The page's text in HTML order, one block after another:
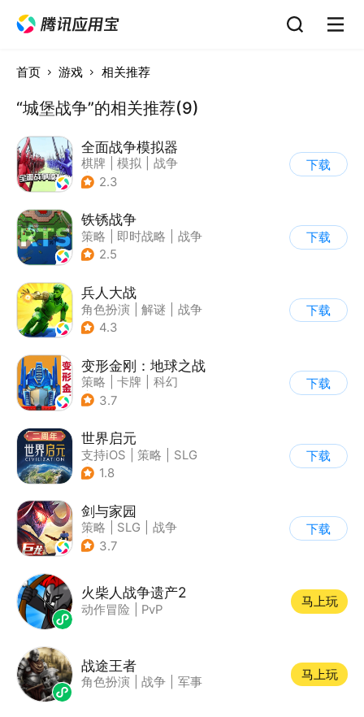
首页 游戏 相关推荐
“城堡战争”的相关推荐(9)
全面战争模拟器
棋牌 模拟
战争
| 像素风
2.3
下载
铁锈战争
策略 即时战略
战争
| 像素风
2.5
下载
兵人大战
角色扮演 解谜
战争
| 文字游戏
4.3
下载
变形金刚：地球之战
策略 卡牌
科幻
| 变形金刚
3.7
下载
世界启元
支持iOS 策略
SLG
| 战争
1.8
下载
剑与家园
策略 SLG
战争
| 欧美风
3.7
下载
火柴人战争遗产2
动作冒险 PvP
马上玩
战途王者
角色扮演 战争 军事
马上玩